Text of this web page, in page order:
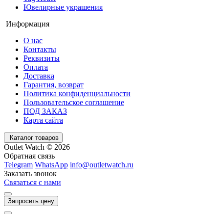
Ювелирные украшения
Информация
О нас
Контакты
Реквизиты
Оплата
Доставка
Гарантия, возврат
Политика конфиденциальности
Пользовательское соглашение
ПОД ЗАКАЗ
Карта сайта
Каталог товаров
Outlet Watch © 2026
Обратная связь
Telegram WhatsApp info@outletwatch.ru
Заказать звонок
Связаться с нами
Запросить цену